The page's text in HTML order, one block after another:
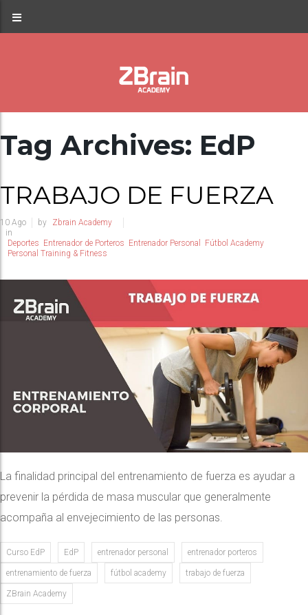
Tag Archives: EdP
TRABAJO DE FUERZA
10 Ago by
Zbrain Academy
in
Deportes Entrenador de Porteros Entrenador Personal
Fútbol Academy
Personal Training & Fitness
La finalidad principal del entrenamiento de fuerza es ayudar a
prevenir la pérdida de masa muscular que generalmente
acompaña al envejecimiento de las personas.
Curso EdP EdP entrenador personal entrenador porteros
entrenamiento de fuerza fútbol academy trabajo de fuerza
ZBrain Academy